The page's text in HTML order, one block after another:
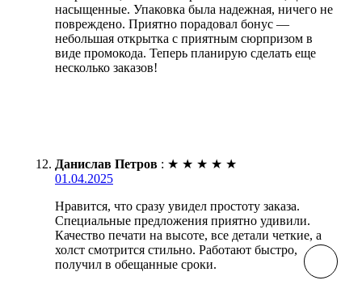
насыщенные. Упаковка была надежная, ничего не
повреждено. Приятно порадовал бонус —
небольшая открытка с приятным сюрпризом в
виде промокода. Теперь планирую сделать еще
несколько заказов!
Данислав Петров : ★ ★ ★ ★ ★
01.04.2025
Нравится, что сразу увидел простоту заказа.
Специальные предложения приятно удивили.
Качество печати на высоте, все детали четкие, а
холст смотрится стильно. Работают быстро,
получил в обещанные сроки.